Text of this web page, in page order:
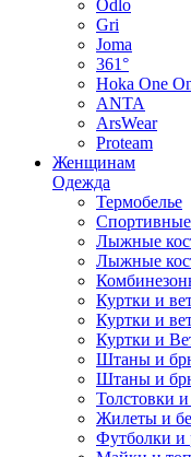
Odlo
Gri
Joma
361°
Hoka One
ANTA
ArsWear
Proteam
Женщинам
Одежда
Термобелье
Лыжные
Лыжные
Куртки и
Куртки и
Куртки и
Штаны и
Штаны и
Толстовки
Жилеты и
Футболки и